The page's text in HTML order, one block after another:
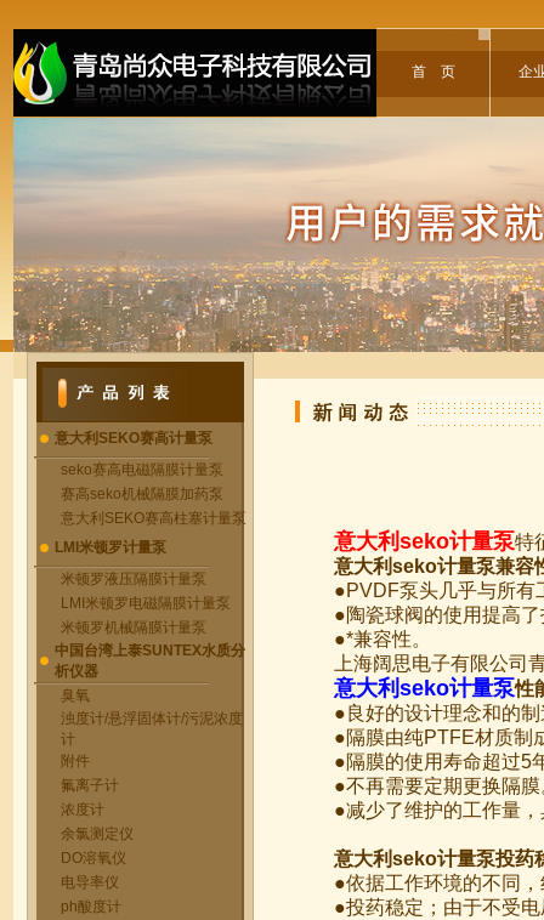
首 页 企
意大利SEKO赛高计量泵
seko赛高电磁隔膜计量泵
赛高seko机械隔膜加药泵
意大利SEKO赛高柱塞计量泵
LMI米顿罗计量泵
米顿罗液压隔膜计量泵
LMI米顿罗电磁隔膜计量泵
米顿罗机械隔膜计量泵
中国台湾上泰SUNTEX水质分
析仪器
臭氧
浊度计/悬浮固体计/污泥浓度
计
附件
氟离子计
浓度计
余氯测定仪
DO溶氧仪
电导率仪
ph酸度计
意大利seko计量泵特
意大利seko计量泵兼容
●PVDF泵头几乎与所有
●陶瓷球阀的使用提高
●*兼容性。
上海阔思电子有限公司
意大利seko计量泵性
●良好的设计理念和的
●隔膜由纯PTFE材质制
●隔膜的使用寿命超过5
●不再需要定期更换隔膜
●减少了维护的工作量
意大利seko计量泵投药
●依据工作环境的不同
●投药稳定；由于不受